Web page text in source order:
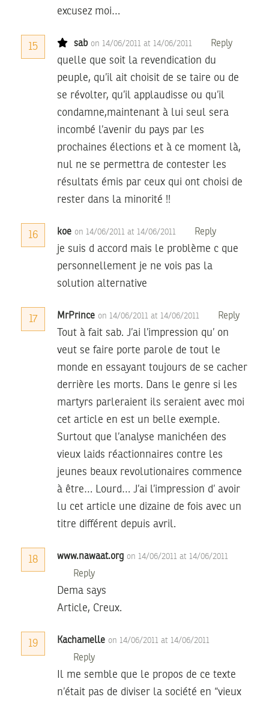
excusez moi…
15 sab on 14/06/2011 at 14/06/2011 Reply
quelle que soit la revendication du
peuple, qu’il ait choisit de se taire ou de
se révolter, qu’il applaudisse ou qu’il
condamne,maintenant à lui seul sera
incombé l’avenir du pays par les
prochaines élections et à ce moment là,
nul ne se permettra de contester les
résultats émis par ceux qui ont choisi de
rester dans la minorité !!
16 koe on 14/06/2011 at 14/06/2011 Reply
je suis d accord mais le problème c que
personnellement je ne vois pas la
solution alternative
17 MrPrince on 14/06/2011 at 14/06/2011 Reply
Tout à fait sab. J’ai l’impression qu’ on
veut se faire porte parole de tout le
monde en essayant toujours de se cacher
derrière les morts. Dans le genre si les
martyrs parleraient ils seraient avec moi
cet article en est un belle exemple.
Surtout que l’analyse manichéen des
vieux laids réactionnaires contre les
jeunes beaux revolutionaires commence
à être… Lourd… J’ai l’impression d’ avoir
lu cet article une dizaine de fois avec un
titre différent depuis avril.
18 www.nawaat.org on 14/06/2011 at 14/06/2011
Reply
Dema says
Article, Creux.
19 Kachamelle on 14/06/2011 at 14/06/2011
Reply
Il me semble que le propos de ce texte
n’était pas de diviser la société en “vieux